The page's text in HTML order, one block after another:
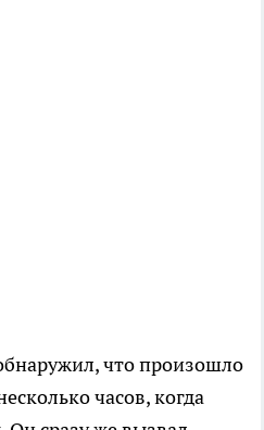
что произошло
часов, когда